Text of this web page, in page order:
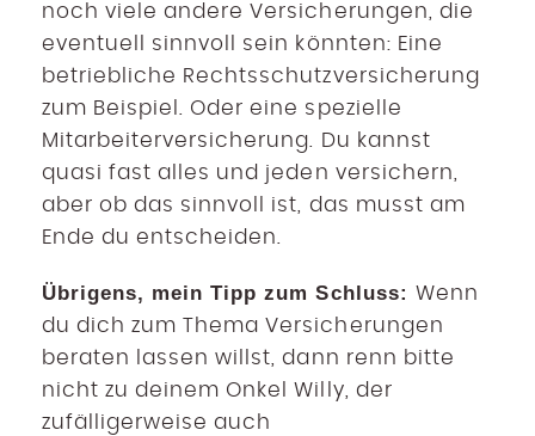
noch viele andere Versicherungen, die
eventuell sinnvoll sein könnten: Eine
betriebliche Rechtsschutzversicherung
zum Beispiel. Oder eine spezielle
Mitarbeiterversicherung. Du kannst
quasi fast alles und jeden versichern,
aber ob das sinnvoll ist, das musst am
Ende du entscheiden.
Übrigens, mein Tipp zum Schluss: Wenn
du dich zum Thema Versicherungen
beraten lassen willst, dann renn bitte
nicht zu deinem Onkel Willy, der
zufälligerweise auch